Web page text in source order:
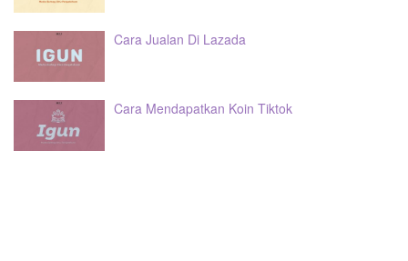
Cara Jualan Di Lazada
Cara Mendapatkan Koin Tiktok